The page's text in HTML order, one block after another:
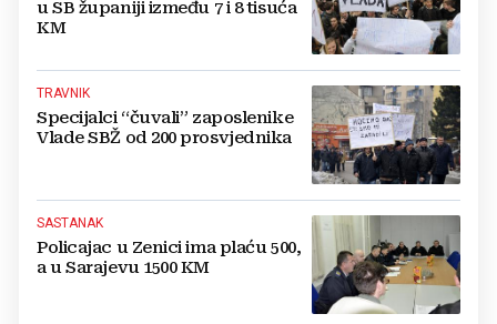
u SB županiji između 7 i 8 tisuća
KM
TRAVNIK
Specijalci “čuvali” zaposlenike
Vlade SBŽ od 200 prosvjednika
SASTANAK
Policajac u Zenici ima plaću 500,
a u Sarajevu 1500 KM